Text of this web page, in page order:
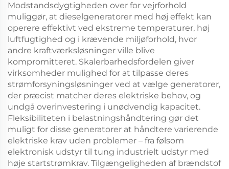
Modstandsdygtigheden over for vejrforhold
muliggør, at dieselgeneratorer med høj effekt kan
operere effektivt ved ekstreme temperaturer, høj
luftfugtighed og i krævende miljøforhold, hvor
andre kraftværksløsninger ville blive
kompromitteret. Skalerbarhedsfordelen giver
virksomheder mulighed for at tilpasse deres
strømforsyningsløsninger ved at vælge generatorer,
der præcist matcher deres elektriske behov, og
undgå overinvestering i unødvendig kapacitet.
Fleksibiliteten i belastningshåndtering gør det
muligt for disse generatorer at håndtere varierende
elektriske krav uden problemer – fra følsom
elektronisk udstyr til tung industrielt udstyr med
høje startstrømkrav. Tilgængeligheden af brændstof